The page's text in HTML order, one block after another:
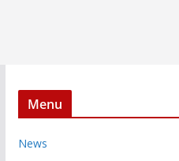
Menu
News